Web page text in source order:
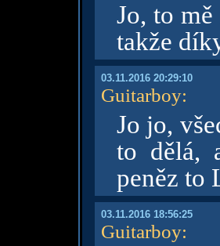
Jo, to
takže
03.11.2016 20:29:10
Guitarboy:
Jo jo,
to dělá,
peněz to
03.11.2016 18:56:25
Guitarboy: